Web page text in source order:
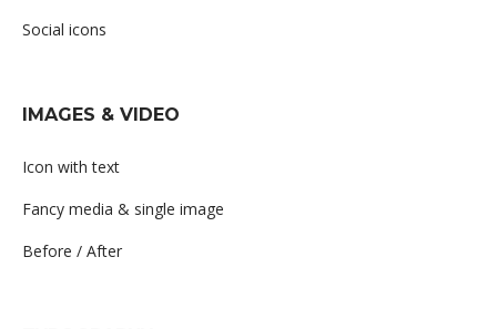
Social icons
IMAGES & VIDEO
Icon with text
Fancy media & single image
Before / After